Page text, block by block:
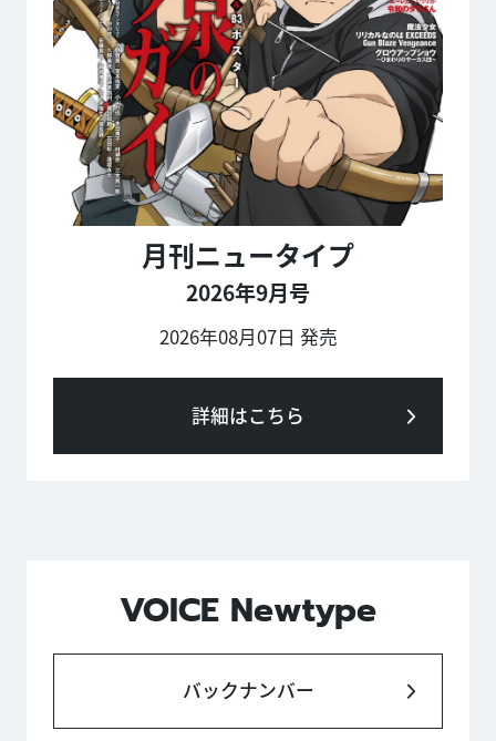
月刊ニュータイプ
2026年9月号
2026年08月07日 発売
詳細はこちら
VOICE Newtype
バックナンバー